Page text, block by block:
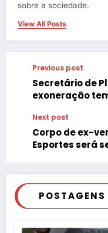
sobre a sociedade.
View All Posts
Previous post
Secretário de
exoneração
Next post
Corpo de ex-
Esportes será